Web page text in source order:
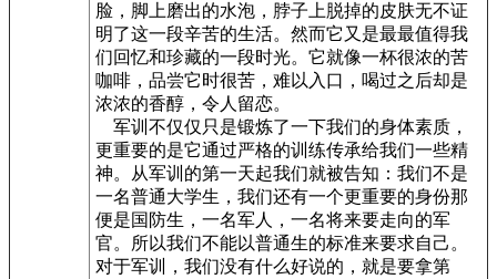
脸，脚上磨出的水泡，脖子上脱掉的皮肤无不证
明了这一段辛苦的生活。然而它又是最最值得我
们回忆和珍藏的一段时光。它就像一杯很浓的苦
咖啡，品尝它时很苦，难以入口，喝过之后却是
浓浓的香醇，令人留恋。
军训不仅仅只是锻炼了一下我们的身体素质，
更重要的是它通过严格的训练传承给我们一些精
神。从军训的第一天起我们就被告知：我们不是
一名普通大学生，我们还有一个更重要的身份那
便是国防生，一名军人，一名将来要走向的军
官。所以我们不能以普通生的标准来要求自己。
对于军训，我们没有什么好说的，就是要拿第